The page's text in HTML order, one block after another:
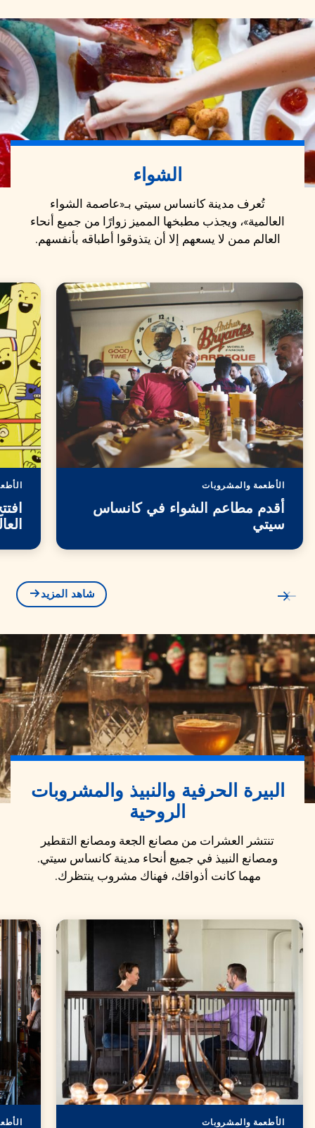
الشواء
تُعرف مدينة كانساس سيتي بـ«عاصمة الشواء
العالمية»، ويجذب مطبخها المميز زوارًا من جميع أنحاء
العالم ممن لا يسعهم إلا أن يتذوقوا أطباقه بأنفسهم.
الأطعمة والمشروبات
أقدم مطاعم الشواء في كانساس
سيتي
شاهد المزيد
البيرة الحرفية والنبيذ والمشروبات
الروحية
تنتشر العشرات من مصانع الجعة ومصانع التقطير
ومصانع النبيذ في جميع أنحاء مدينة كانساس سيتي.
مهما كانت أذواقك، فهناك مشروب ينتظرك.
الأطعمة والمشروبات